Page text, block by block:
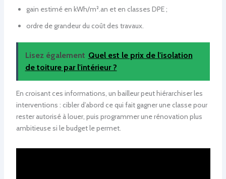
gain estimé en kWh/m².an et en classes DPE ;
ordre de grandeur du coût des travaux.
Lisez également Quel est le prix de l'isolation
de toiture par l'intérieur ?
En croisant ces informations, un bailleur peut hiérarchiser les
interventions : cibler d’abord ce qui fait gagner une classe pour
rester autorisé à louer, puis programmer une rénovation plus
ambitieuse si le budget le permet.